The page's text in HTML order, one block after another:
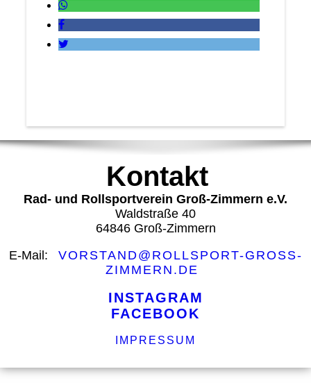
Kontakt
Rad- und Rollsportverein Groß-Zimmern e.V.
Waldstraße 40
64846 Groß-Zimmern
E-Mail:
VORSTAND@ROLLSPORT-GROSS-
ZIMMERN.DE
INSTAGRAM
FACEBOOK
IMPRESSUM